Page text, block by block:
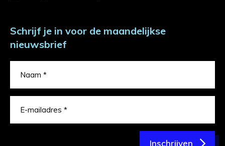
Schrijf je in voor de maandelijkse
nieuwsbrief
Inschrijven